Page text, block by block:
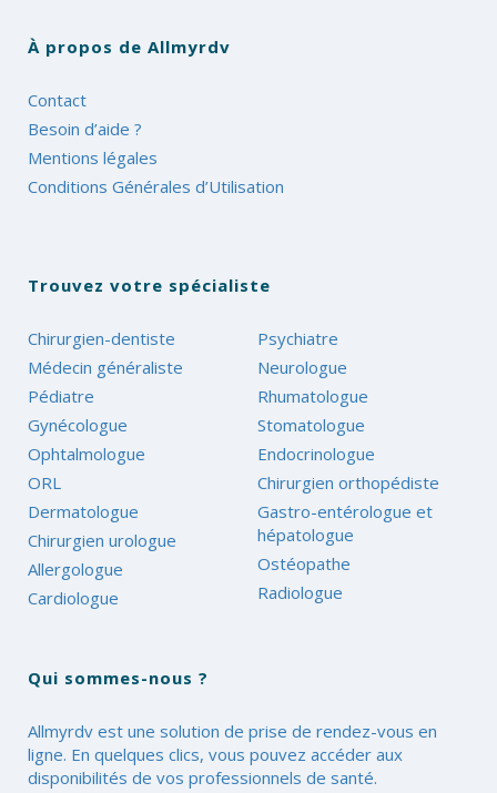
À propos de Allmyrdv
Contact
Besoin d’aide ?
Mentions légales
Conditions Générales d’Utilisation
Trouvez votre spécialiste
Chirurgien-dentiste
Médecin généraliste
Pédiatre
Gynécologue
Ophtalmologue
ORL
Dermatologue
Chirurgien urologue
Allergologue
Cardiologue
Psychiatre
Neurologue
Rhumatologue
Stomatologue
Endocrinologue
Chirurgien orthopédiste
Gastro-entérologue et
hépatologue
Ostéopathe
Radiologue
Qui sommes-nous ?
Allmyrdv est une solution de prise de rendez-vous en
ligne. En quelques clics, vous pouvez accéder aux
disponibilités de vos professionnels de santé.